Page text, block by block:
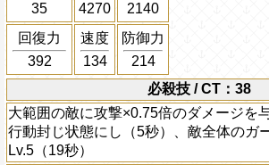
35
4270
2140
回復力
392
速度
134
防御力
214
必殺技 / CT：38
大範囲の敵に攻撃×0.75倍のダメージを
行動封じ状態にし（5秒）、敵全体のガ
Lv.5（19秒）